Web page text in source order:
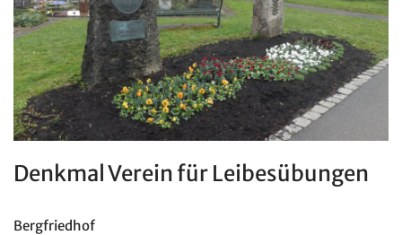
Denkmal Verein für Leibesübungen
Bergfriedhof